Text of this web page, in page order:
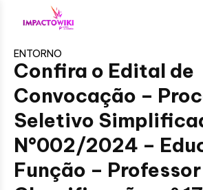
ENTORNO
Confira o Edital de
Convocação –
Seletivo
N°002/2024 –
Função –